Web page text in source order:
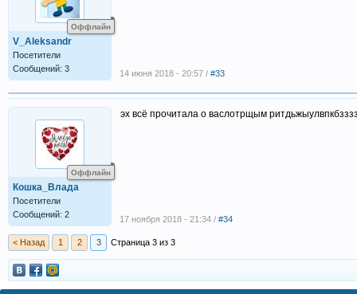
Оффлайн
V_Aleksandr
Посетители
Сообщений: 3
14 июня 2018 - 20:57 / #33
Оффлайн
Кошка_Влада
Посетители
Сообщений: 2
эх всё прочитала о васлотрщым
17 ноября 2018 - 21:34 / #34
< Назад 1 2 3 Страница 3 из 3